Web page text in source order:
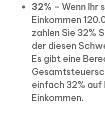
32% – Wenn Ihr
Einkommen
zahlen Sie 32%
der diesen
Es gibt eine
einfach 32% auf
Einkommen.